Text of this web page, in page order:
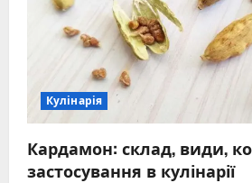
Кулінарія
Кардамон: склад, види,
застосування в кулінарії